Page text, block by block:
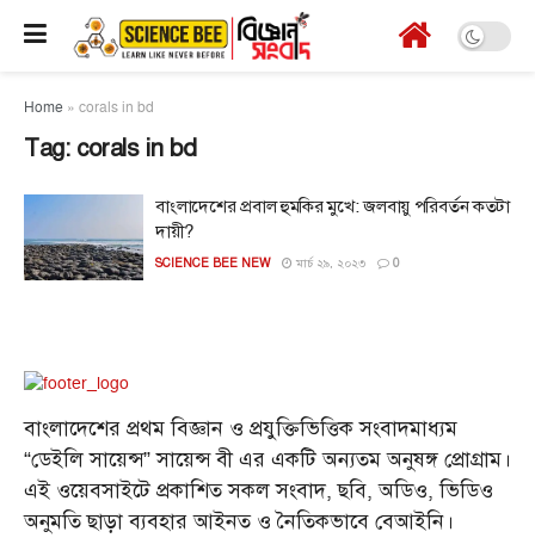
Home » corals in bd
Tag: corals in bd
বাংলাদেশের প্রবাল হুমকির মুখে: জলবায়ু পরিবর্তন কতটা
দায়ী?
SCIENCE BEE NEW মার্চ ২৯, ২০২৩ 0
বাংলাদেশের প্রথম বিজ্ঞান ও প্রযুক্তিভিত্তিক সংবাদমাধ্যম
“ডেইলি সায়েন্স” সায়েন্স বী এর একটি অন্যতম অনুষঙ্গ প্রোগ্রাম।
এই ওয়েবসাইটে প্রকাশিত সকল সংবাদ, ছবি, অডিও, ভিডিও
অনুমতি ছাড়া ব্যবহার আইনত ও নৈতিকভাবে বেআইনি।